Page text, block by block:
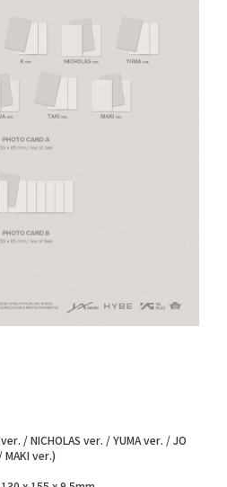
/ NICHOLAS ver. / YUMA ver. / JO
MAKI ver.)